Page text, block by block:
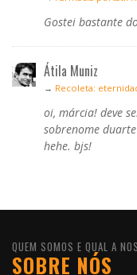
Gostei bastante
Átila Muniz
→ Recoleta:
oi, márcia! deve
sobrenome
hehe. bjs!
QUEM SOMOS E QUAL A
SOBRE NÓS